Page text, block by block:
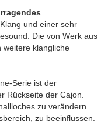
und einer sehr
Die von Werk aus
weitere klangliche
Serie ist der
Rückseite der Cajon.
zu verändern
zu beeinflussen.